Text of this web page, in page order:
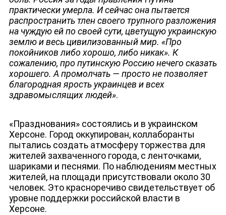
ЮТУБ-КАНАЛ
практически умерла. И сейчас она пытается
распространить тлен своего трупного разложения
на чуждую ей по своей сути, цветущую украинскую
землю и весь цивилизованный мир. «Про
покойников либо хорошо, либо никак». К
сожалению, про путинскую Россию нечего сказать
хорошего. А промолчать — просто не позволяет
благородная ярость украинцев и всех
здравомыслящих людей».
«Празднования» состоялись и в украинском
Херсоне. Город оккупирован, коллаборанты
пытались создать атмосферу торжества для
жителей захваченного города, с ленточками,
шариками и песнями. По наблюдениям местных
жителей, на площади присутствовали около 30
человек. Это красноречиво свидетельствует об
уровне поддержки российской власти в
Херсоне.